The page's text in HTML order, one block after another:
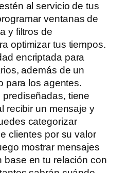
al servicio de tus
ventanas de
y filtros de
optimizar tus tiempos.
encriptada para
además de un
para los agentes.
tiene
recibir un mensaje y
categorizar
clientes por su valor
mostrar mensajes
base ​​en tu relación con